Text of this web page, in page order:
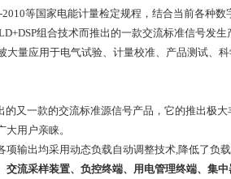
2010等国家电能计量检定规程，结合当前各种
组合技术而推出的一款交流标准信号发
量应用于电气试验、计量校准、产品测试、
又一款的交流标准源信号产品，它的推出极
用户亲睐。
输出均采用动态负载自动调整技术,降低了负载
流采样装置、负控终端、用电管理终端、集